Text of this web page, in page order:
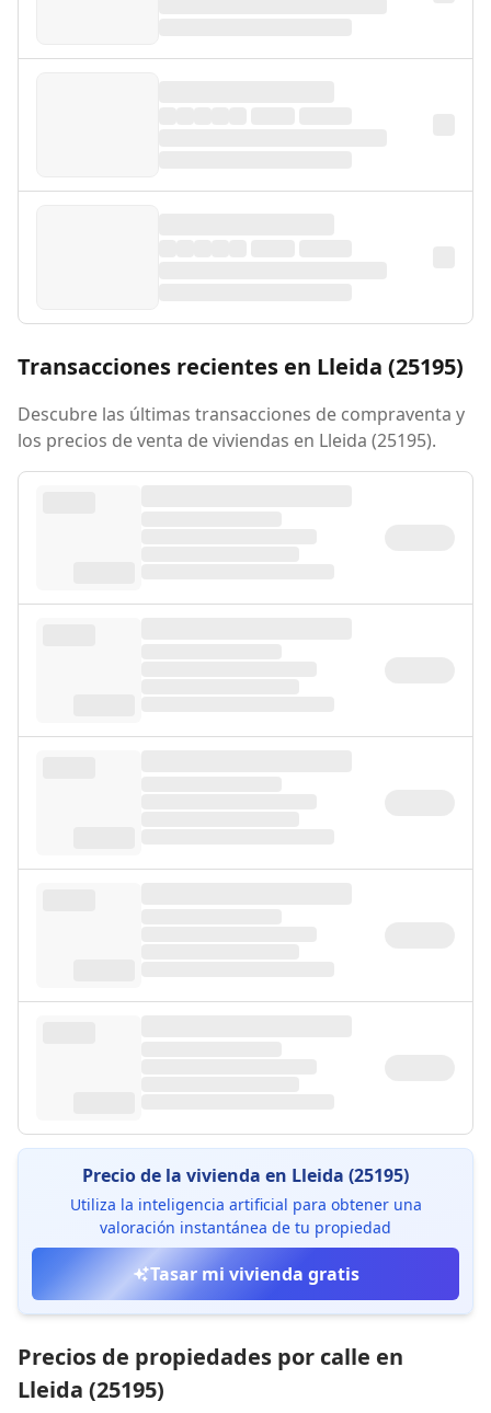
Transacciones recientes en Lleida (25195)
Descubre las últimas transacciones de compraventa y
los precios de venta de viviendas en Lleida (25195).
Precio de la vivienda en Lleida (25195)
Utiliza la inteligencia artificial para obtener una
valoración instantánea de tu propiedad
Tasar mi vivienda gratis
Precios de propiedades por calle en
Lleida (25195)